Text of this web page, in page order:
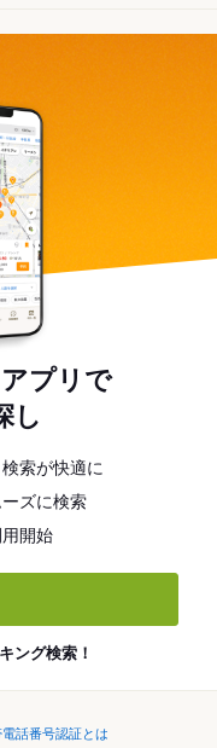
プリで
し
索が快適に
ズに検索
開始
ング検索！
話番号認証とは